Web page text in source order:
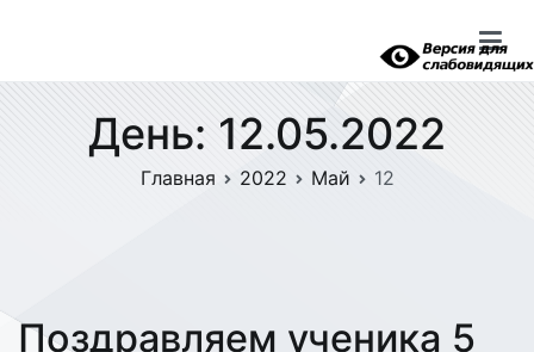
День: 12.05.2022
Главная 2022 Май 12
Поздравляем ученика 5